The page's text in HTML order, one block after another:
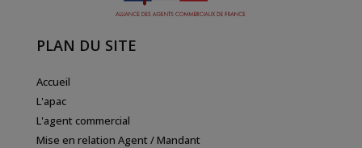
PLAN DU SITE
Accueil
L'apac
L'agent commercial
Mise en relation Agent / Mandant